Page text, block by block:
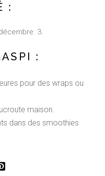
:
3.
:
pour des wraps ou
maison.
dans des smoothies